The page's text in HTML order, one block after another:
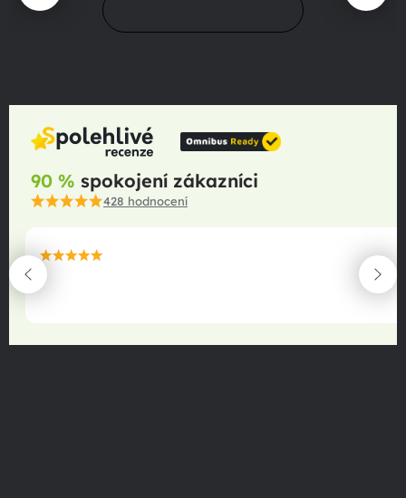
90 % spokojení zákazníci
428 hodnocení
maximální spokojenost
22.06.2025